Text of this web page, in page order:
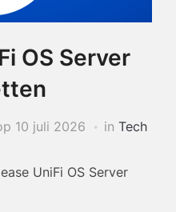
OS Server
10 juli 2026 in Tech
UniFi OS Server